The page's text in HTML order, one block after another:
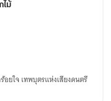
ไม้
ยใจ เทพบุตรแห่งเสียงดนตรี